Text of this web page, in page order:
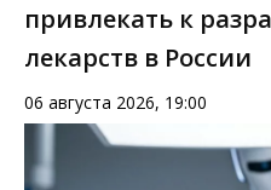
привлекать к
лекарств в России
06 августа 2026, 19:00